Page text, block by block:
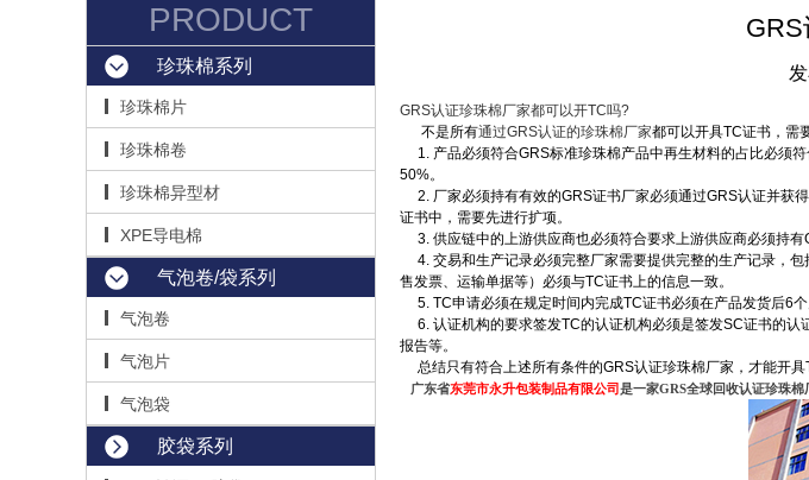
PRODUCT
珍珠棉系列
珍珠棉片
珍珠棉卷
珍珠棉异型材
XPE导电棉
气泡卷/袋系列
气泡卷
气泡片
气泡袋
胶袋系列
GRS认证珍珠棉厂家都可以开TC吗?
不是所有通过GRS认证的珍珠棉厂家都可以开具TC证书，需
1. 产品必须符合GRS标准珍珠棉产品中再生材料的占比必须
50%。
2. 厂家必须持有有效的GRS证书厂家必须通过GRS认证并获
证书中，需要先进行扩项。
3. 供应链中的上游供应商也必须符合要求上游供应商必须持有
4. 交易和生产记录必须完整厂家需要提供完整的生产记录，
售发票、运输单据等）必须与TC证书上的信息一致。
5. TC申请必须在规定时间内完成TC证书必须在产品发货后6个
6. 认证机构的要求签发TC的认证机构必须是签发SC证书的认
报告等。
总结只有符合上述所有条件的GRS认证珍珠棉厂家，才能开具
广东省东莞市永升包装制品有限公司是一家GRS全球回收认证珍珠